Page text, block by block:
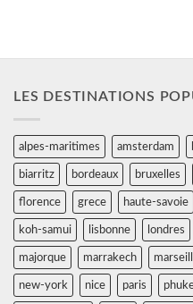
LES DESTINATIONS
alpes-maritimes amsterdam
biarritz bordeaux bruxelles
florence grece haute-savoie
koh-samui lisbonne londres
majorque marrakech
new-york nice paris